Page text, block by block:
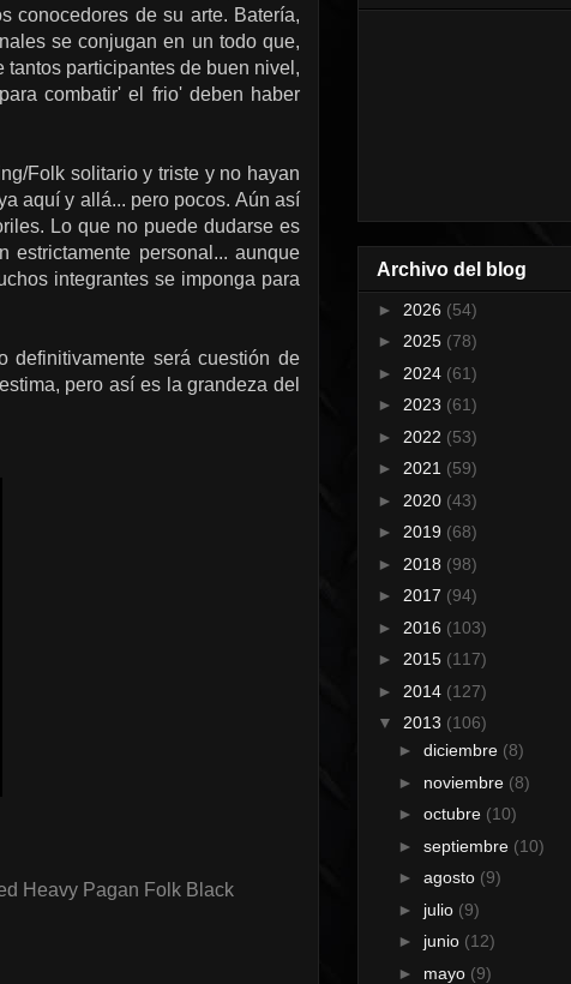
conocedores de su arte. Batería,
se conjugan en un todo que,
participantes de buen nivel,
combatir' el frio' deben haber
Folk solitario y triste y no hayan
aquí y allá... pero pocos. Aún así
Lo que no puede dudarse es
personal... aunque
integrantes se imponga para
definitivamente será cuestión de
pero así es la grandeza del
Heavy Pagan Folk Black
Archivo del blog
► 2026 (54)
► 2025 (78)
► 2024 (61)
► 2023 (61)
► 2022 (53)
► 2021 (59)
► 2020 (43)
► 2019 (68)
► 2018 (98)
► 2017 (94)
► 2016 (103)
► 2015 (117)
► 2014 (127)
▼ 2013 (106)
► diciembre (8)
► noviembre (8)
► octubre (10)
► septiembre (10)
► agosto (9)
► julio (9)
► junio (12)
► mayo (9)